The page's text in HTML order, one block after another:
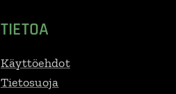
TIETOA
Käyttöehdot
Tietosuoja